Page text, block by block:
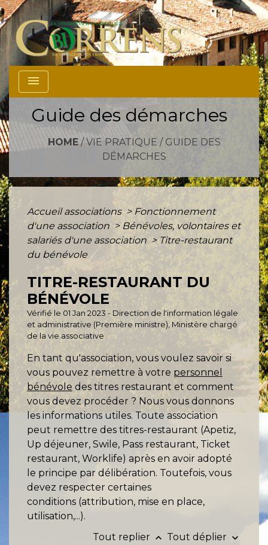
menu
Guide des démarches
HOME/VIE PRATIQUE / GUIDE DES
DÉMARCHES
Accueil associations > Fonctionnement
d'une association > Bénévoles, volontaires et
salariés d'une association > Titre-restaurant
du bénévole
TITRE-RESTAURANT DU
BÉNÉVOLE
Vérifié le 01 Jan 2023 - Direction de l'information légale
et administrative (Première ministre), Ministère chargé
de la vie associative
En tant qu'association, vous voulez savoir si
vous pouvez remettre à votre personnel
bénévole des titres restaurant et comment
vous devez procéder ? Nous vous donnons
les informations utiles. Toute association
peut remettre des titres-restaurant (Apetiz,
Up déjeuner, Swile, Pass restaurant, Ticket
restaurant, Worklife) après en avoir adopté
le principe par délibération. Toutefois, vous
devez respecter certaines
conditions (attribution, mise en place,
utilisation,...).
Tout replier keyboard_arrow_up Tout déplier keyboard_arrow_down